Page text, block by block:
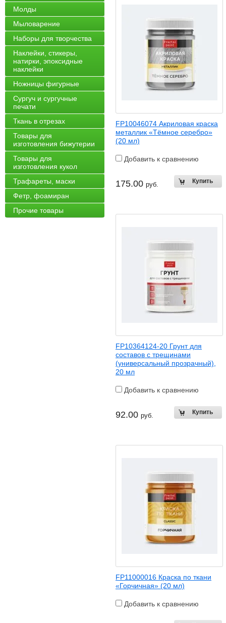
Молды
Мыловарение
Наборы для творчества
Наклейки, стикеры,
натирки, эпоксидные
наклейки
Ножницы фигурные
Сургуч и сургучные
печати
Ткань в отрезах
Товары для
изготовления бижутерии
Товары для
изготовления кукол
Трафареты, маски
Фетр, фоамиран
Прочие товары
FP10046074 Акриловая краска
металлик «Тёмное серебро»
(20 мл)
Добавить к сравнению
175.00 руб.
FP10364124-20 Грунт для
составов с трещинами
(универсальный прозрачный),
20 мл
Добавить к сравнению
92.00 руб.
FP11000016 Краска по ткани
«Горчичная» (20 мл)
Добавить к сравнению